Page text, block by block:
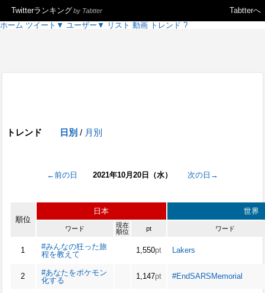
Tabtterへ
Twitterランキングby Tabtter
ホーム ツイート ▼ ユーザー ▼ リスト 動画 トレンド ?
トレンド 日別 / 月別
←前の日 2021年10月20日（水） 次の日→
順位
日本 世界
ワード
現在
順位
pt ワード
1
#みんなの狂った旅
程を教えて
1,550pt Lakers
2
#あなたをポケモン
化する
1,147pt #EndSARSMemorial